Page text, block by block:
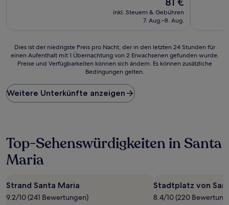
Preis
beträgt
inkl. Steuern & Gebühren
7. Aug.–8. Aug.
Dies
ist
Preis
pro
Nacht,
letzten
24 Stunden
für
einen
mit
1 Übernachtung
Dies ist der niedrigste Preis pro Nacht, der in den letzten 24 Stunden für
einen Aufenthalt mit 1 Übernachtung von 2 Erwachsenen gefunden wurde.
Preise und Verfügbarkeiten können sich ändern. Es können zusätzliche
Bedingungen gelten.
Weitere Unterkünfte anzeigen
Top-Sehenswürdigkeiten in Santa
Maria
Strand Santa Maria
9.2/10 (241 Bewertungen)
Stadtplatz von
8.4/10 (220